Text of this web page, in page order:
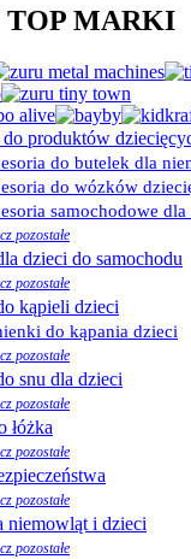
TOP MARKI
produktów
do butelek dla
do wózków
samochodowe dla
pozostałe
dzieci do samochodu
pozostałe
kąpieli dzieci
do kąpania dzieci
pozostałe
snu dla dzieci
pozostałe
łóżka
pozostałe
pozostałe
niemowląt i dzieci
pozostałe